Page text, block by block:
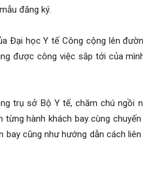
đăng ký.
Đại học Y tế Công cộng lên
được công việc sắp tới của
trụ sở Bộ Y tế, chăm chú ngồi
hành khách bay cùng
bay cũng như hướng dẫn cách